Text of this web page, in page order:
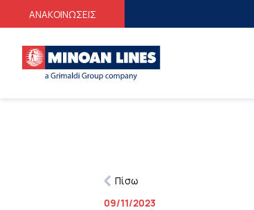
ΑΝΑΚΟΙΝΩΣΕΙΣ
Πίσω
09/11/2023